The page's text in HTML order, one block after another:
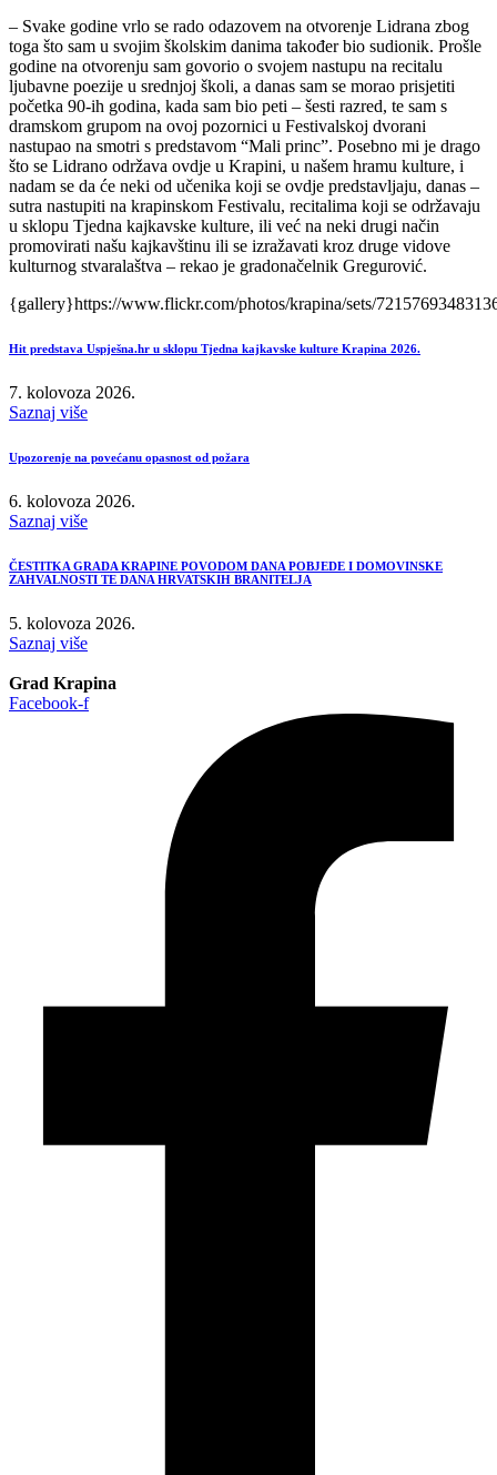
– Svake godine vrlo se rado odazovem na otvorenje Lidrana zbog
toga što sam u svojim školskim danima također bio sudionik. Prošle
godine na otvorenju sam govorio o svojem nastupu na recitalu
ljubavne poezije u srednjoj školi, a danas sam se morao prisjetiti
početka 90-ih godina, kada sam bio peti – šesti razred, te sam s
dramskom grupom na ovoj pozornici u Festivalskoj dvorani
nastupao na smotri s predstavom “Mali princ”. Posebno mi je drago
što se Lidrano održava ovdje u Krapini, u našem hramu kulture, i
nadam se da će neki od učenika koji se ovdje predstavljaju, danas –
sutra nastupiti na krapinskom Festivalu, recitalima koji se održavaju
u sklopu Tjedna kajkavske kulture, ili već na neki drugi način
promovirati našu kajkavštinu ili se izražavati kroz druge vidove
kulturnog stvaralaštva – rekao je gradonačelnik Gregurović.
{gallery}https://www.flickr.com/photos/krapina/sets/
Hit predstava Uspješna.hr u sklopu Tjedna kajkavske kulture Krapina 2026.
7. kolovoza 2026.
Saznaj više
Upozorenje na povećanu opasnost od požara
6. kolovoza 2026.
Saznaj više
ČESTITKA GRADA KRAPINE POVODOM DANA POBJEDE I DOMOVINSKE
ZAHVALNOSTI TE DANA HRVATSKIH BRANITELJA
5. kolovoza 2026.
Saznaj više
Grad Krapina
Facebook-f